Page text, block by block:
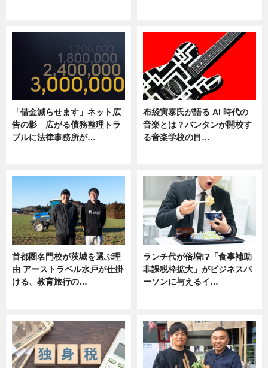
「借金減らせます」ネット広
告の影 広がる債務整理トラ
ブルに法律事務所が…
布袋寅泰氏が語る AI 時代の
音楽とは？バンタンが開校す
る音楽学校の目…
首都圏名門校が茨城を選ぶ理
由 アーストラベル水戸が仕掛
ける、教育旅行の…
ランチ代が倍増!?「食事補助
非課税枠拡大」がビジネスパ
ーソンに与えるイ…